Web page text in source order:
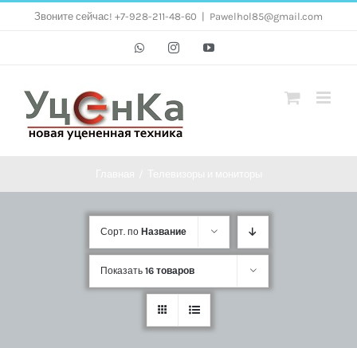
Звоните сейчас! +7-928-211-48-60 Pawelhol85@gmail.com
WhatsappInstagramYouTube
Сорт. по Название
Показать 16 товаров